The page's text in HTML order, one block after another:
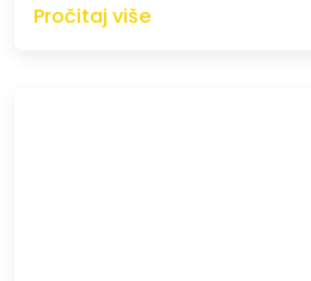
Pročitaj više